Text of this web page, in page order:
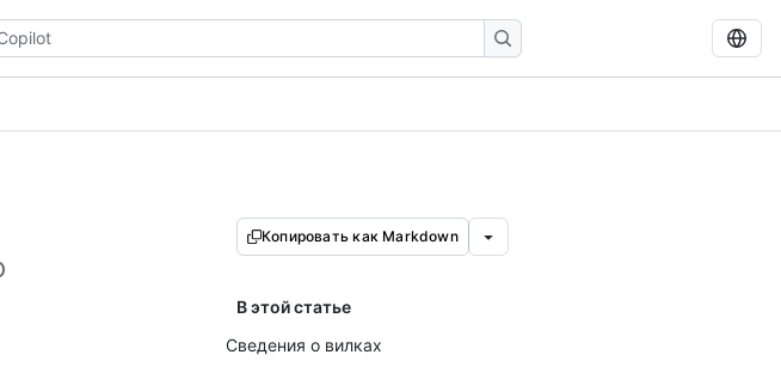
Копировать как Markdown
В этой статье
Сведения о вилках